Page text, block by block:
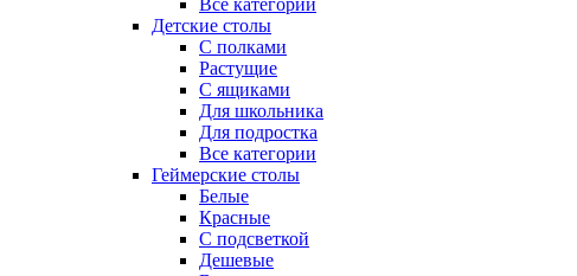
Детские столы
С полками
Растущие
С ящиками
Для школьника
Для подростка
Все категории
Геймерские столы
Белые
Красные
С подсветкой
Дешевые